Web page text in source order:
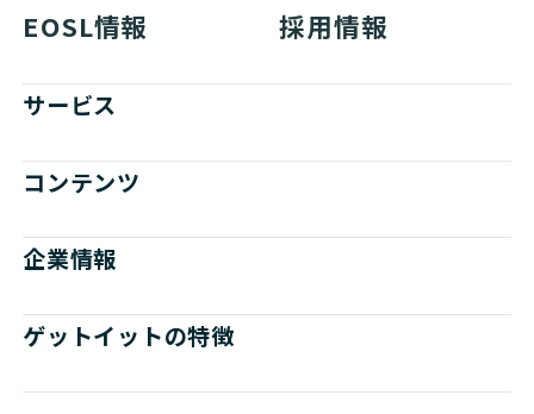
EOSL情報
採用情報
サービス
コンテンツ
企業情報
ゲットイットの特徴